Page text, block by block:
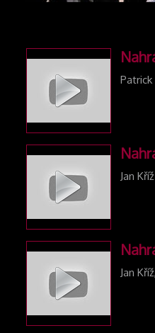
Patrick
Jan Kříž
Jan